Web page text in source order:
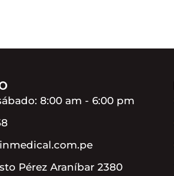
8:00 am - 6:00 pm
Pérez Araníbar 2380